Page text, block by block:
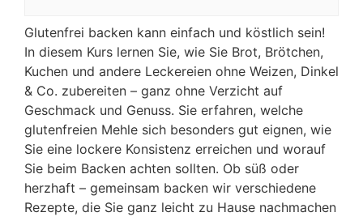
Glutenfrei backen kann einfach und köstlich sein!
In diesem Kurs lernen Sie, wie Sie Brot, Brötchen,
Kuchen und andere Leckereien ohne Weizen, Dinkel
& Co. zubereiten – ganz ohne Verzicht auf
Geschmack und Genuss. Sie erfahren, welche
glutenfreien Mehle sich besonders gut eignen, wie
Sie eine lockere Konsistenz erreichen und worauf
Sie beim Backen achten sollten. Ob süß oder
herzhaft – gemeinsam backen wir verschiedene
Rezepte, die Sie ganz leicht zu Hause nachmachen